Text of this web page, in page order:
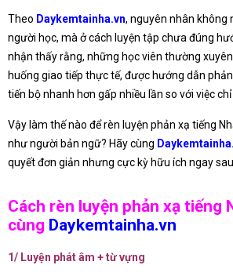
Theo Daykemtainha.vn, nguyên nhân không
người học, mà ở cách luyện tập chưa đúng
nhận thấy rằng, những học viên thường
huống giao tiếp thực tế, được hướng dẫn
tiến bộ nhanh hơn gấp nhiều lần so với việc
Vậy làm thế nào để rèn luyện phản xạ tiếng
như người bản ngữ? Hãy cùng
quyết đơn giản nhưng cực kỳ hữu ích ngay
Cách rèn luyện phản xạ tiếng
cùng Daykemtainha.vn
1/ Luyện phát âm + từ vựng